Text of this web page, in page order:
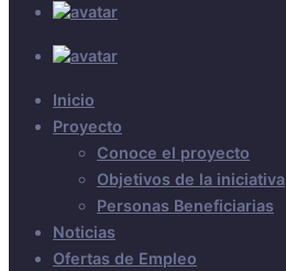
Inicio
Proyecto
Conoce el proyecto
Objetivos de la iniciativa
Personas Beneficiarias
Noticias
Ofertas de Empleo